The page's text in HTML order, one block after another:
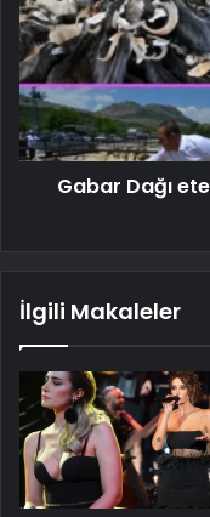
Gabar Dağı
İlgili Makaleler